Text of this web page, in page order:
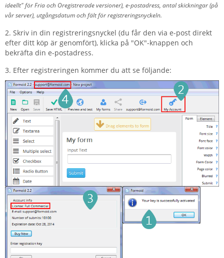
ideellt" för Fria och Oregistrerade versioner), e-postadress, antal skickningar (på
vår server), utgångsdatum och fält för registreringsnyckeln.
2. Skriv in din registreringsnyckel (du får den via e-post direkt
efter ditt köp är genomfört), klicka på "OK"-knappen och
bekräfta din e-postadress.
3. Efter registreringen kommer du att se följande: